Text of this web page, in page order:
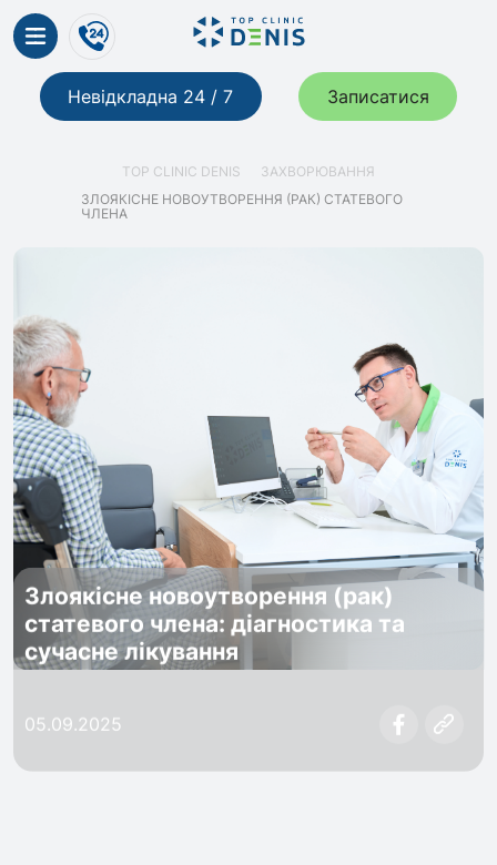
Невідкладна 24 / 7 Записатися
TOP CLINIC DENIS
ЗАХВОРЮВАННЯ
ЗЛОЯКІСНЕ НОВОУТВОРЕННЯ (РАК) СТАТЕВОГО
ЧЛЕНА
Злоякісне новоутворення (рак)
статевого члена: діагностика та
сучасне лікування
05.09.2025